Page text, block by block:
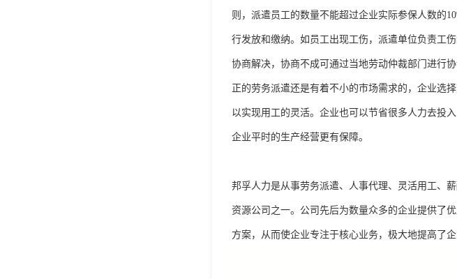
则，派遣员工的数量不能超过企业实际参保人数的
行发放和缴纳。如员工出现工伤，派遣单位负责工
协商解决，协商不成可通过当地劳动仲裁部门进行
正的劳务派遣还是有着不小的市场需求的，企业选
以实现用工的灵活。企业也可以节省很多人力去投
企业平时的生产经营更有保障。
邦孚人力是从事劳务派遣、人事代理、灵活用工、
资源公司之一。公司先后为数量众多的企业提供了
方案，从而使企业专注于核心业务，极大地提高了